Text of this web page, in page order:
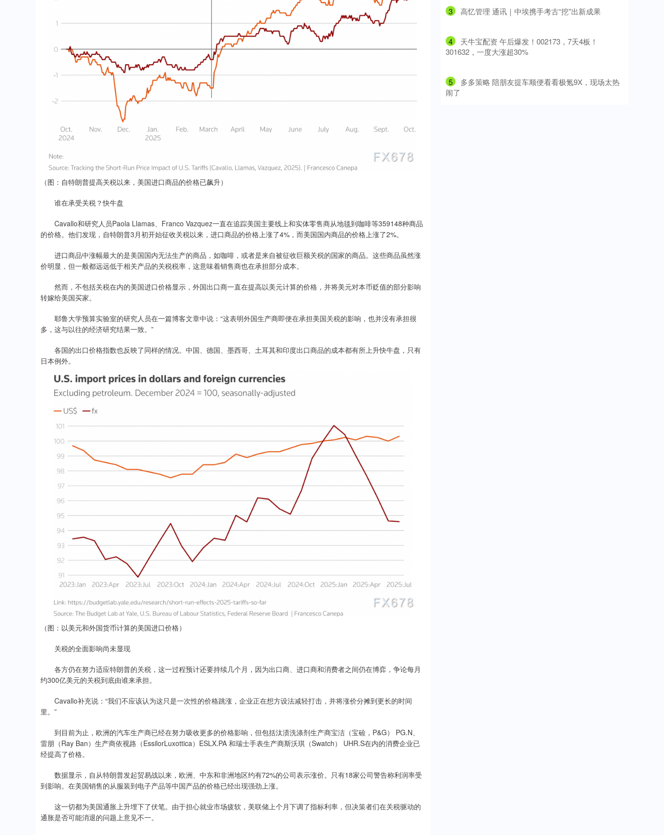
（图：自特朗普提高关税以来，美国进口商品的价格已飙升）
谁在承受关税？快牛盘
Cavallo和研究人员Paola Llamas、Franco Vazquez一直在追踪美国主要线上和实体零售商从地毯到咖啡等359148种商品
的价格。他们发现，自特朗普3月初开始征收关税以来，进口商品的价格上涨了4%，而美国国内商品的价格上涨了2%。
进口商品中涨幅最大的是美国国内无法生产的商品，如咖啡，或者是来自被征收巨额关税的国家的商品。这些商品虽然涨
价明显，但一般都远远低于相关产品的关税税率，这意味着销售商也在承担部分成本。
然而，不包括关税在内的美国进口价格显示，外国出口商一直在提高以美元计算的价格，并将美元对本币贬值的部分影响
转嫁给美国买家。
耶鲁大学预算实验室的研究人员在一篇博客文章中说：“这表明外国生产商即便在承担美国关税的影响，也并没有承担很
多，这与以往的经济研究结果一致。”
各国的出口价格指数也反映了同样的情况。中国、德国、墨西哥、土耳其和印度出口商品的成本都有所上升快牛盘，只有
日本例外。
（图：以美元和外国货币计算的美国进口价格）
关税的全面影响尚未显现
各方仍在努力适应特朗普的关税，这一过程预计还要持续几个月，因为出口商、进口商和消费者之间仍在博弈，争论每月
约300亿美元的关税到底由谁来承担。
Cavallo补充说：“我们不应该认为这只是一次性的价格跳涨，企业正在想方设法减轻打击，并将涨价分摊到更长的时间
里。”
到目前为止，欧洲的汽车生产商已经在努力吸收更多的价格影响，但包括汰渍洗涤剂生产商宝洁（宝硷，P&G） PG.N、
雷朋（Ray Ban）生产商依视路（EssilorLuxottica）ESLX.PA 和瑞士手表生产商斯沃琪（Swatch） UHR.S在内的消费企业已
经提高了价格。
数据显示，自从特朗普发起贸易战以来，欧洲、中东和非洲地区约有72%的公司表示涨价。只有18家公司警告称利润率受
到影响。在美国销售的从服装到电子产品等中国产品的价格已经出现强劲上涨。
这一切都为美国通胀上升埋下了伏笔。由于担心就业市场疲软，美联储上个月下调了指标利率，但决策者们在关税驱动的
通胀是否可能消退的问题上意见不一。
3 ​高忆管理 通讯｜中埃携手考古“挖”出新成果
4
​天牛宝配资 午后爆发！002173，7天4板！
301632，一度大涨超30%
5
​多多策略 陪朋友提车顺便看看极氪9X，现场太热
闹了